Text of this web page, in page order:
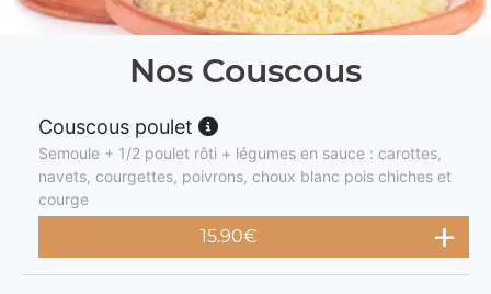
Nos Couscous
Couscous poulet
Semoule + 1/2 poulet rôti + légumes en sauce : carottes,
navets, courgettes, poivrons, choux blanc pois chiches et
courge
15.90€